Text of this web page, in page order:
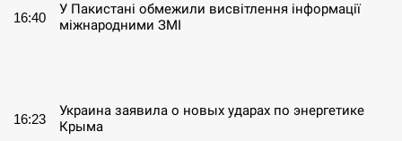
16:40
У Пакистані обмежили висвітлення інформації
міжнародними ЗМІ
16:23
Украина заявила о новых ударах по энергетике
Крыма